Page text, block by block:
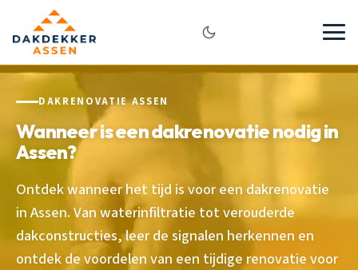
DAKRENOVATIE ASSEN
Wanneer is een dakrenovatie nodig in
Assen?
Ontdek wanneer het tijd is voor een dakrenovatie
in Assen. Van waterinfiltratie tot verouderde
dakconstructies, leer de signalen herkennen en
ontdek de voordelen van een tijdige renovatie voor